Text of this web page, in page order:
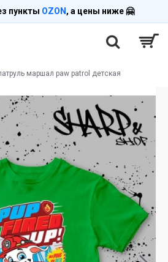
пункты OZON , а цены ниже 🤗
маршал paw patrol детская